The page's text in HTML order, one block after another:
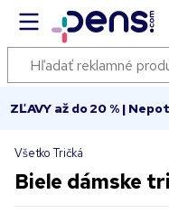
ZĽAVY až do 20 % |
Všetko Tričká
Biele dámske